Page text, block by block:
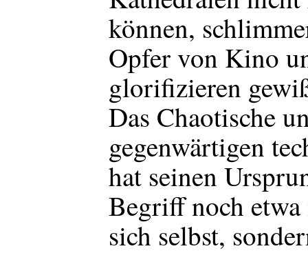
können,
Opfer von Kino
glorifizieren
Das Chaotische
gegenwärtigen
hat seinen
Begriff noch
sich selbst,